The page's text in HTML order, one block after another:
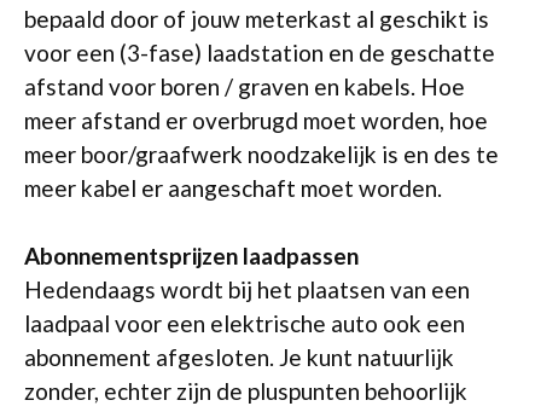
bepaald door of jouw meterkast al geschikt is
voor een (3-fase) laadstation en de geschatte
afstand voor boren / graven en kabels. Hoe
meer afstand er overbrugd moet worden, hoe
meer boor/graafwerk noodzakelijk is en des te
meer kabel er aangeschaft moet worden.
Abonnementsprijzen laadpassen
Hedendaags wordt bij het plaatsen van een
laadpaal voor een elektrische auto ook een
abonnement afgesloten. Je kunt natuurlijk
zonder, echter zijn de pluspunten behoorlijk